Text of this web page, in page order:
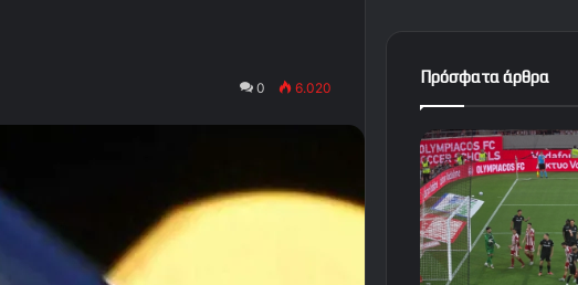
0 6.020
Πρόσφατα άρθρα